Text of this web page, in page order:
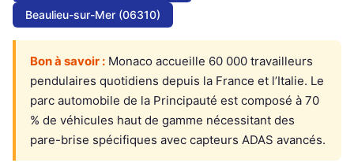
Beaulieu-sur-Mer (06310)
Bon à savoir : Monaco accueille 60 000 travailleurs
pendulaires quotidiens depuis la France et l’Italie. Le
parc automobile de la Principauté est composé à 70
% de véhicules haut de gamme nécessitant des
pare-brise spécifiques avec capteurs ADAS avancés.